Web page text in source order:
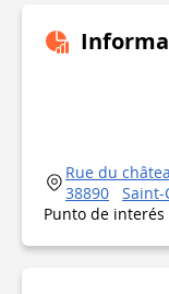
Rue du
38890
Saint-
Punto de